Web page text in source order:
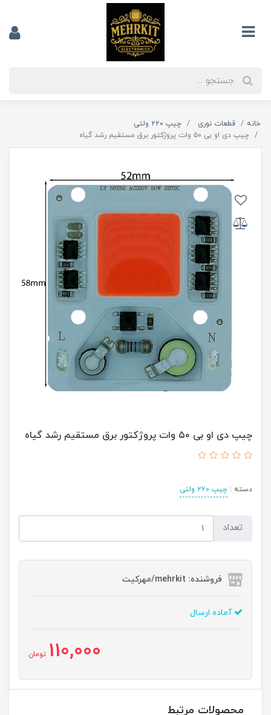
خانه قطعات نوری
چیپ ۲۲۰ ولتی
چیپ دی او بی ۵۰ وات پروژکتور برق مستقیم رشد گیاه
چیپ دی او بی ۵۰ وات پروژکتور برق مستقیم رشد گیاه
دسته : چیپ ۲۲۰ ولتی
تعداد
فروشنده: mehrkit/مهرکیت
آماده ارسال
110,000 تومان
محصولات مرتبط